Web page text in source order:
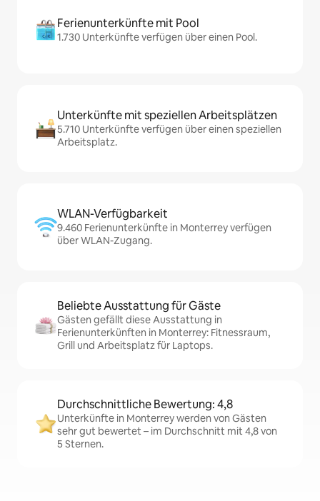
Ferienunterkünfte mit Pool
1.730 Unterkünfte verfügen über einen Pool.
Unterkünfte mit speziellen Arbeitsplätzen
5.710 Unterkünfte verfügen über einen speziellen
Arbeitsplatz.
WLAN-Verfügbarkeit
9.460 Ferienunterkünfte in Monterrey verfügen
über WLAN-Zugang.
Beliebte Ausstattung für Gäste
Gästen gefällt diese Ausstattung in
Ferienunterkünften in Monterrey: Fitnessraum,
Grill und Arbeitsplatz für Laptops.
Durchschnittliche Bewertung: 4,8
Unterkünfte in Monterrey werden von Gästen
sehr gut bewertet – im Durchschnitt mit 4,8 von
5 Sternen.